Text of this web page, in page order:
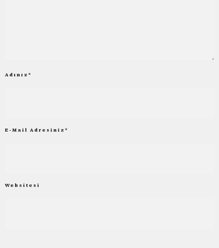
Adınız *
E-Mail Adresiniz *
Websitesi